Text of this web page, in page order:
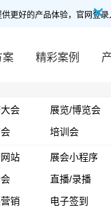
更好的产品体验，官网登
案 精彩案例
会
展览/博览会
培训会
站
展会小程序
直播/录播
销
电子签到